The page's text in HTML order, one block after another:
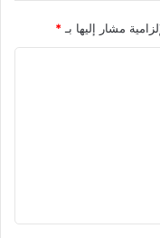
مشار إليها بـ *